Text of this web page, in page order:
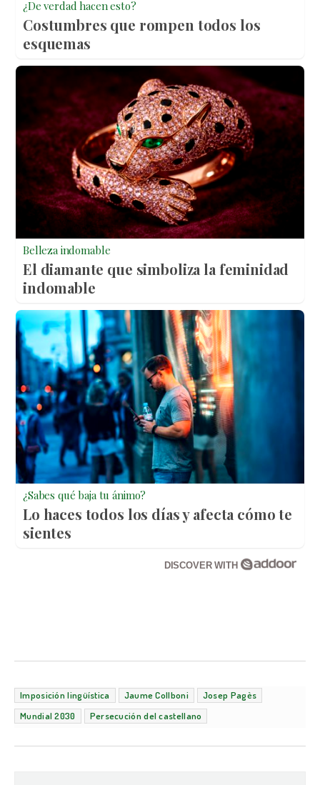
¿De verdad hacen esto?
Costumbres que rompen todos los
esquemas
Belleza indomable
El diamante que simboliza la feminidad
indomable
¿Sabes qué baja tu ánimo?
Lo haces todos los días y afecta cómo te
sientes
DISCOVER WITH
Imposición lingüística Jaume Collboni
Josep Pagès
Mundial 2030
Persecución del castellano